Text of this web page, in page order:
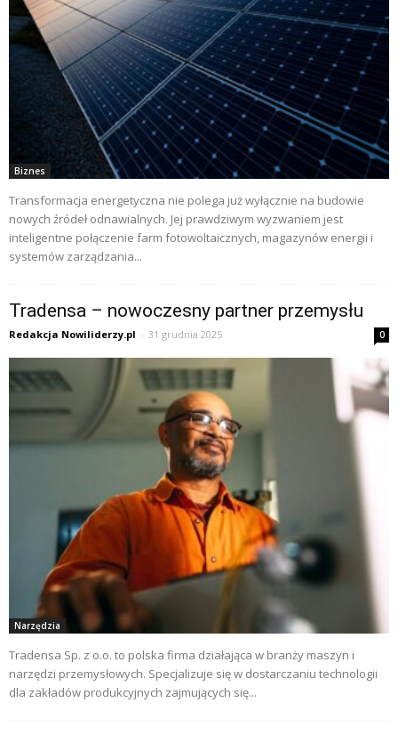
Biznes
Transformacja energetyczna nie polega już wyłącznie na budowie
nowych źródeł odnawialnych. Jej prawdziwym wyzwaniem jest
inteligentne połączenie farm fotowoltaicznych, magazynów energii i
systemów zarządzania...
Tradensa – nowoczesny partner przemysłu
Redakcja Nowiliderzy.pl - 31 grudnia 2025 0
Narzędzia
Tradensa Sp. z o.o. to polska firma działająca w branży maszyn i
narzędzi przemysłowych. Specjalizuje się w dostarczaniu technologii
dla zakładów produkcyjnych zajmujących się...